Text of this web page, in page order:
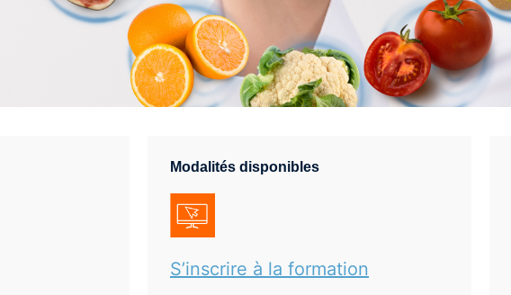
Modalités disponibles
S’inscrire à la formation